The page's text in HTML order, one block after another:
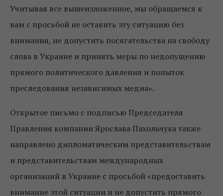
Учитывая все вышеизложенное, мы обращаемся к
вам с просьбой не оставить эту ситуацию без
внимания, не допустить посягательства на свободу
слова в Украине и принять меры по недопущению
прямого политического давления и попыток
преследования независимых медиа».
Открытое письмо с подписью Председателя
Правления компании Ярослава Пахольчука также
направлено дипломатическим представительствам
и представительствам международных
организаций в Украине с просьбой «предоставить
внимание этой ситуации и не допустить прямого